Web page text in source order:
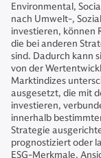
Environmental,
nach Umwelt-,
investieren, können
die bei anderen
sind. Dadurch kann
von der
Marktindizes
ausgesetzt, die mit
investieren,
innerhalb
Strategie
prognostiziert oder
ESG-Merkmale,